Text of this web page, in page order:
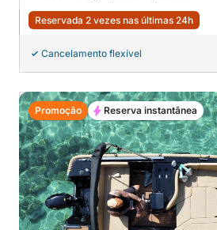
Reservada 2 vezes nas últimas 24h
Cancelamento flexível
Promoção Reserva instantânea